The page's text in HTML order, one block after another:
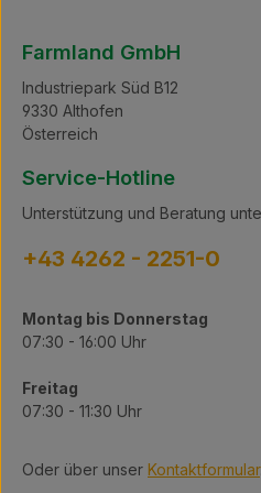
Farmland GmbH
Industriepark Süd B12
9330 Althofen
Österreich
Service-Hotline
Unterstützung und Beratung
+43 4262 - 2251-0
Montag bis Donnerstag
07:30 - 16:00 Uhr
Freitag
07:30 - 11:30 Uhr
Oder über unser Kontaktformular.